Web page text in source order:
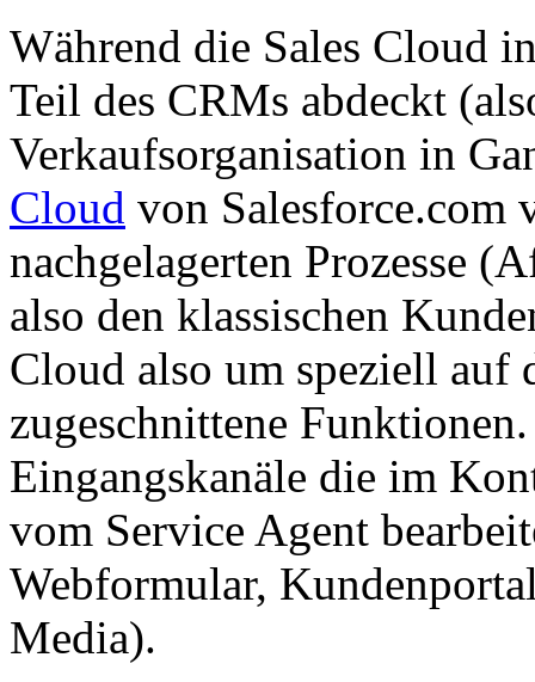
Während die Sales Cloud
Teil des CRMs abdeckt
Verkaufsorganisation in
Cloud von Salesforce.com
nachgelagerten Prozesse
also den klassischen
Cloud also um speziell auf
zugeschnittene
Eingangskanäle die im
vom Service Agent
Webformular,
Media).